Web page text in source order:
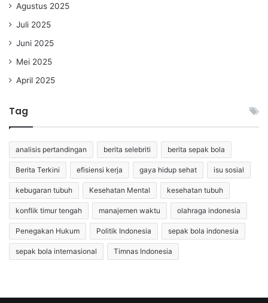
Agustus 2025
Juli 2025
Juni 2025
Mei 2025
April 2025
Tag
analisis pertandingan berita selebriti berita sepak bola
Berita Terkini efisiensi kerja gaya hidup sehat isu sosial
kebugaran tubuh Kesehatan Mental kesehatan tubuh
konflik timur tengah manajemen waktu olahraga indonesia
Penegakan Hukum Politik Indonesia sepak bola indonesia
sepak bola internasional Timnas Indonesia